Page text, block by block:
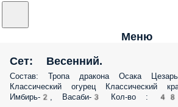
Меню
Сет: Весенний.
Состав: Тропа дракона Осака
Классический огурец Классический
Имбирь-2, Васаби-3 Кол-во :